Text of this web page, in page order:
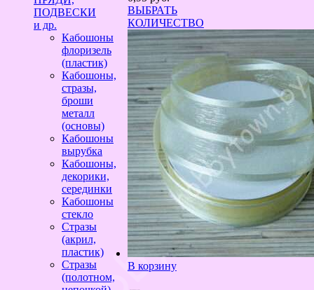
ВЫБРАТЬ
КОЛИЧЕСТВО
В корзину
ПОДВЕСКИ
и др.
Кабошоны
флоризель
(пластик)
Кабошоны,
стразы,
броши
металл
(основы)
Кабошоны
вырубка
Кабошоны,
декорики,
серединки
Кабошоны
стекло
Стразы
(акрил,
пластик)
Стразы
(полотном,